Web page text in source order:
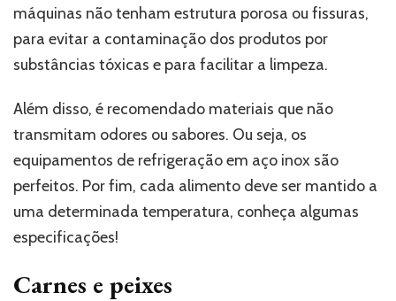
máquinas não tenham estrutura porosa ou fissuras,
para evitar a contaminação dos produtos por
substâncias tóxicas e para facilitar a limpeza.
Além disso, é recomendado materiais que não
transmitam odores ou sabores. Ou seja, os
equipamentos de refrigeração em aço inox são
perfeitos. Por fim, cada alimento deve ser mantido a
uma determinada temperatura, conheça algumas
especificações!
Carnes e peixes